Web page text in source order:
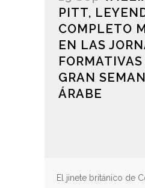
PITT,
COMPLETO
EN LAS
GRAN
ÁRABE
El jinete británico de